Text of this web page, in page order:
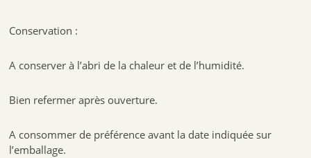
Conservation :
A conserver à l’abri de la chaleur et de l’humidité.
Bien refermer après ouverture.
A consommer de préférence avant la date indiquée sur
l’emballage.